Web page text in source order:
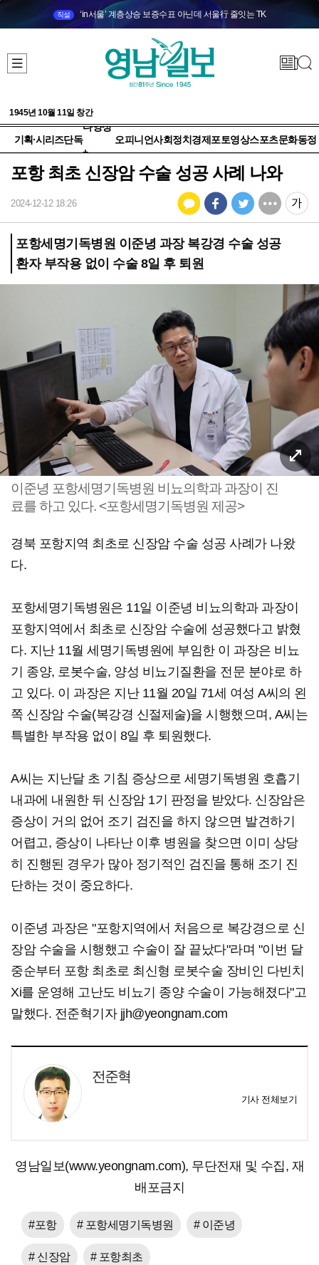
직설 ‘in서울’ 계층상승 보증수표 아닌데 서울行 줄잇는 TK
1945년 10월 11일 창간
기획·시리즈단독
다양성
+
오피니언사회정치 경제 포토영상스포츠문화동정
포항 최초 신장암 수술 성공 사례 나와
2024-12-12 18:26
포항세명기독병원 이준녕 과장 복강경 수술 성공
환자 부작용 없이 수술 8일 후 퇴원
이준녕 포항세명기독병원 비뇨의학과 과장이 진
료를 하고 있다. <포항세명기독병원 제공>
경북 포항지역 최초로 신장암 수술 성공 사례가 나왔
다.
포항세명기독병원은 11일 이준녕 비뇨의학과 과장이
포항지역에서 최초로 신장암 수술에 성공했다고 밝혔
다. 지난 11월 세명기독병원에 부임한 이 과장은 비뇨
기 종양, 로봇수술, 양성 비뇨기질환을 전문 분야로 하
고 있다. 이 과장은 지난 11월 20일 71세 여성 A씨의 왼
쪽 신장암 수술(복강경 신절제술)을 시행했으며, A씨는
특별한 부작용 없이 8일 후 퇴원했다.
A씨는 지난달 초 기침 증상으로 세명기독병원 호흡기
내과에 내원한 뒤 신장암 1기 판정을 받았다. 신장암은
증상이 거의 없어 조기 검진을 하지 않으면 발견하기
어렵고, 증상이 나타난 이후 병원을 찾으면 이미 상당
히 진행된 경우가 많아 정기적인 검진을 통해 조기 진
단하는 것이 중요하다.
이준녕 과장은 "포항지역에서 처음으로 복강경으로 신
장암 수술을 시행했고 수술이 잘 끝났다"라며 "이번 달
중순부터 포항 최초로 최신형 로봇수술 장비인 다빈치
Xi를 운영해 고난도 비뇨기 종양 수술이 가능해졌다"고
말했다. 전준혁기자 jjh@yeongnam.com
전준혁
기사 전체보기
영남일보(www.yeongnam.com), 무단전재 및 수집, 재
배포금지
#포항 # 포항세명기독병원 # 이준녕
# 신장암 # 포항최초